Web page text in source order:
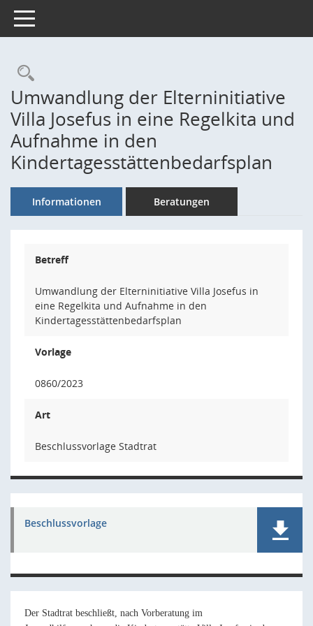
Toggle navigation
Rechercheauswahl
Umwandlung der Elterninitiative
Villa Josefus in eine Regelkita und
Aufnahme in den
Kindertagesstättenbedarfsplan
Informationen Beratungen
Betreff
Umwandlung der Elterninitiative Villa Josefus in
eine Regelkita und Aufnahme in den
Kindertagesstättenbedarfsplan
Vorlage
0860/2023
Art
Beschlussvorlage Stadtrat
Beschlussvorlage
Der Stadtrat beschließt, nach Vorberatung im